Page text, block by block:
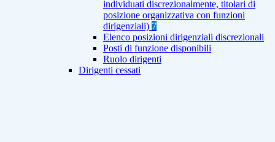
individuati discrezionalmente, titolari di
posizione organizzativa con funzioni
dirigenziali) 7
Elenco posizioni dirigenziali discrezionali
Posti di funzione disponibili
Ruolo dirigenti
Dirigenti cessati